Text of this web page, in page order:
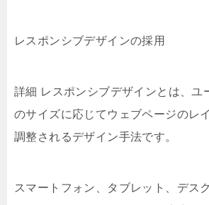
レスポンシブデザインの採用
詳細 レスポンシブデザインとは、ユ
のサイズに応じてウェブページのレ
調整されるデザイン手法です。
スマートフォン、タブレット、デス